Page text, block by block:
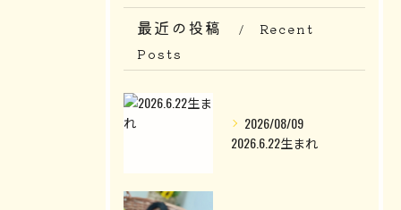
最近の投稿
Recent
Posts
2026/08/09
2026.6.22生まれ